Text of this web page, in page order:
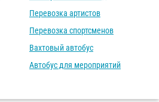
Перевозка артистов
Перевозка спортсменов
Вахтовый автобус
Автобус для мероприятий